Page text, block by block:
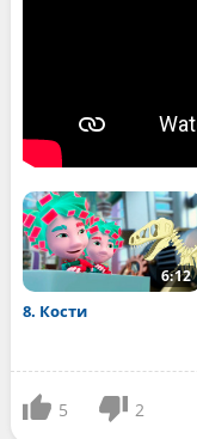
6:12
8. Кости
5 2